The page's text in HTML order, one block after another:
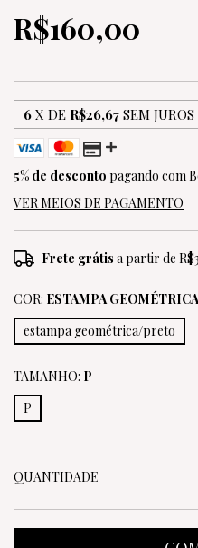
R$160,00
6 X DE R$26,67 SEM JUROS
5% de desconto pagando com
VER MEIOS DE PAGAMENTO
Frete grátis a partir de
COR: ESTAMPA
estampa geométrica/preto
TAMANHO: P
P
QUANTIDADE